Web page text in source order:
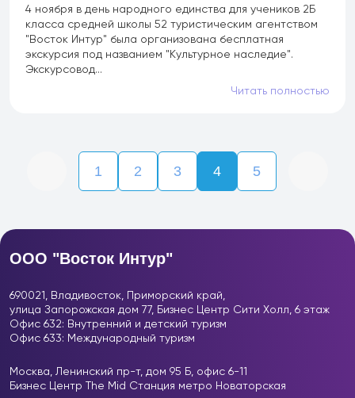
4 ноября в день народного единства для учеников 2Б
класса средней школы 52 туристическим агентством
"Восток Интур" была организована бесплатная
экскурсия под названием "Культурное наследие".
Экскурсовод...
Читать полностью
1 2 3 4 5
ООО "Восток Интур"
690021, Владивосток, Приморский край,
улица Запорожская дом 77, Бизнес Центр Сити Холл, 6 этаж
Офис 632: Внутренний и детский туризм
Офис 633: Международный туризм
Москва, Ленинский пр-т, дом 95 Б, офис 6-11
Бизнес Центр The Mid Станция метро Новаторская